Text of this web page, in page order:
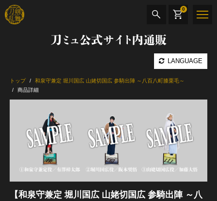
刀ミュ公式サイト内通販
LANGUAGE
0
最新カテゴリー
トップ
和泉守兼定 堀川国広 山姥切国広 参騎出陣 ～八百八町膝栗毛～
商品詳細
【和泉守兼定 堀川国広 山姥切国広 参騎出陣 ～八